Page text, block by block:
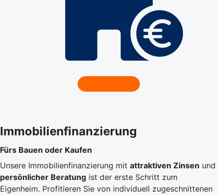
Immobilienfinanzierung
Fürs Bauen oder Kaufen
Unsere Immobilienfinanzierung mit attraktiven Zinsen und
persönlicher Beratung ist der erste Schritt zum
Eigenheim. Profitieren Sie von individuell zugeschnittenen